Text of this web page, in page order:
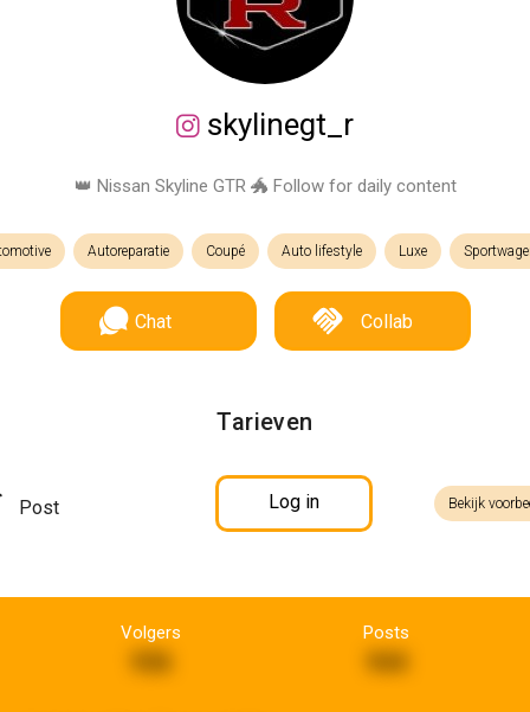
skylinegt_r
👑 Nissan Skyline GTR 🐲 Follow for daily content
Autoreparatie Coupé Auto lifestyle Luxe
Chat Collab
Tarieven
Post Log in Bekijk
Volgers Posts
944